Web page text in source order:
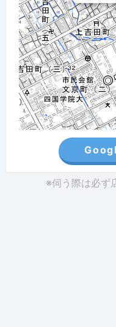
※伺う際は必ず